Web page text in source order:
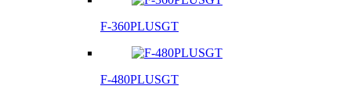
F-360PLUSGT
F-480PLUSGT